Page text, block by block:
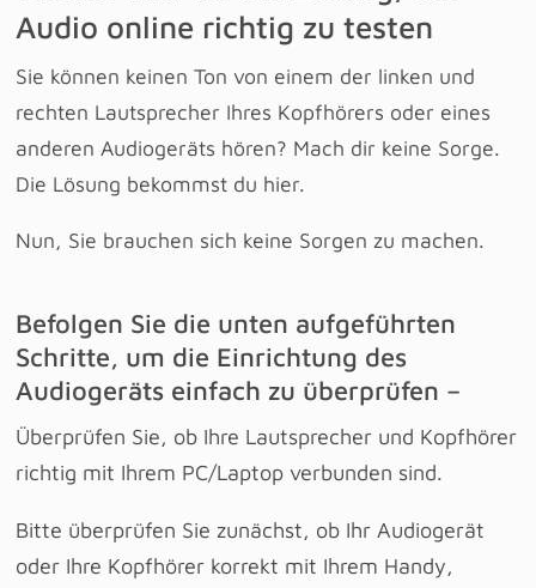
Audio online richtig zu testen
Sie können keinen Ton von einem der linken und
rechten Lautsprecher Ihres Kopfhörers oder eines
anderen Audiogeräts hören? Mach dir keine Sorge.
Die Lösung bekommst du hier.
Nun, Sie brauchen sich keine Sorgen zu machen.
Befolgen Sie die unten aufgeführten
Schritte, um die Einrichtung des
Audiogeräts einfach zu überprüfen –
Überprüfen Sie, ob Ihre Lautsprecher und Kopfhörer
richtig mit Ihrem PC/Laptop verbunden sind.
Bitte überprüfen Sie zunächst, ob Ihr Audiogerät
oder Ihre Kopfhörer korrekt mit Ihrem Handy,